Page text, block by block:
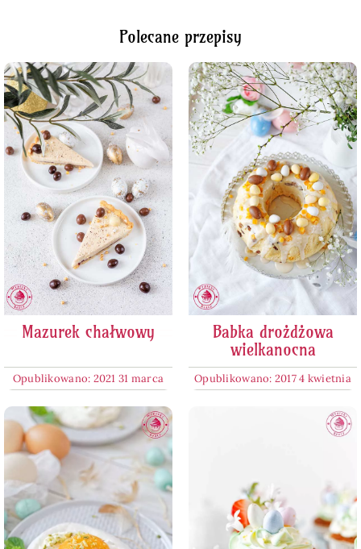
Polecane przepisy
Mazurek chałwowy
Opublikowano: 2021 31 marca
Babka drożdżowa
wielkanocna
Opublikowano: 2017 4 kwietnia